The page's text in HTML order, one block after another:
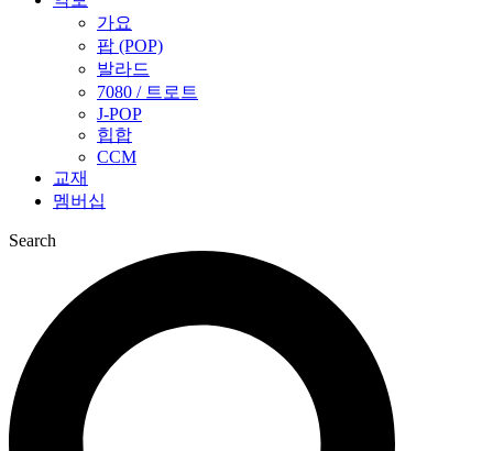
가요
팝 (POP)
발라드
7080 / 트로트
J-POP
힙합
CCM
교재
멤버십
Search